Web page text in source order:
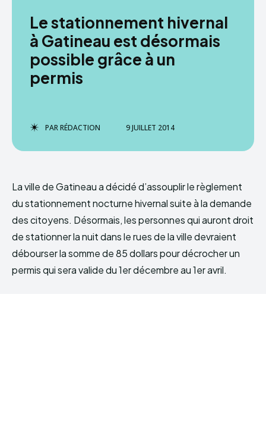
Le stationnement hivernal
à Gatineau est désormais
possible grâce à un
permis
PARRÉDACTION 9 JUILLET 2014
La ville de Gatineau a décidé d’assouplir le règlement
du stationnement nocturne hivernal suite à la demande
des citoyens. Désormais, les personnes qui auront droit
de stationner la nuit dans le rues de la ville devraient
débourser la somme de 85 dollars pour décrocher un
permis qui sera valide du 1er décembre au 1er avril.